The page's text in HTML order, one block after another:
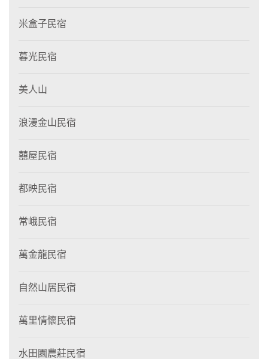
米盒子民宿
暮光民宿
美人山
浪漫金山民宿
囍屋民宿
都映民宿
常峨民宿
萬金龍民宿
自然山居民宿
萬里情懷民宿
水田園農莊民宿